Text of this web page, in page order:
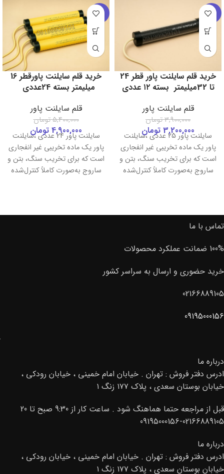
-18%
خرید قلم سایلنت پاور قطر 24
تا 32میلیمتر بسته ۱۲ عددی
قلم سایلنت پاور
3,900,000تومان
3,200,000 تومان
سایلنت پاور 25 عددی ،سایلنت
پاور یک ماده تخریبی غیر انفجاری
است که برای تخریب سنگ، بتن و
ساروج به‌صورت کاملاً کنترل‌شده
آسیب به بخش‌های دیگر سازه
-9%
خرید قلم سایلنت پاورقطر 16
میلیمتر بسته 24عددی
قلم سایلنت پاور
5,400,000تومان
4,900,000 تومان
سایلنت پاور 24 عددی ،سایلنت
پاور یک ماده تخریبی غیر انفجاری
است که برای تخریب سنگ، بتن و
ساروج به‌صورت کاملاً کنترل‌شده
آسیب به بخش‌های دیگر سازه
تماس با ما
100% ضمانت عملکرد محصولات
خرید حضوری و ارسال به سراسر کشور
02166889105
09195000156
درباره ما
ادرس دفتر فروش : تهران . خیابان امام خمینی ، خیابان رودکی ،
خیابان بوستان سعدی ، پلاک ۱۷۷ زنگ ۱
قبل از مراجعه حتما هماهنگ شود . ساعت کار از 9:30 صبح تا 20
02166889105-09195000156
درباره ما
ادرس دفتر فروش : تهران . خیابان امام خمینی ، خیابان رودکی ،
خیابان بوستان سعدی ، پلاک ۱۷۷ زنگ ۱